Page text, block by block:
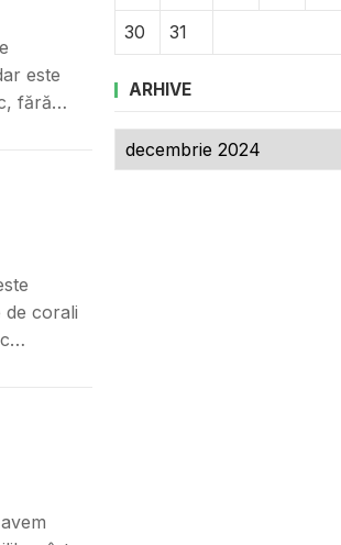
este
fără…
de corali
30
31
ARHIVE
Arhive